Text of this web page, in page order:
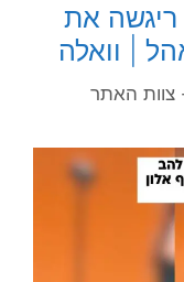
ריגשה את
| וואלה
צוות האתר